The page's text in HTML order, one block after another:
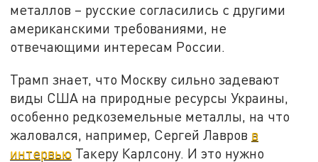
металлов – русские согласились с другими
американскими требованиями, не
отвечающими интересам России.
Трамп знает, что Москву сильно задевают
виды США на природные ресурсы Украины,
особенно редкоземельные металлы, на что
жаловался, например, Сергей Лавров в
интервью Такеру Карлсону. И это нужно